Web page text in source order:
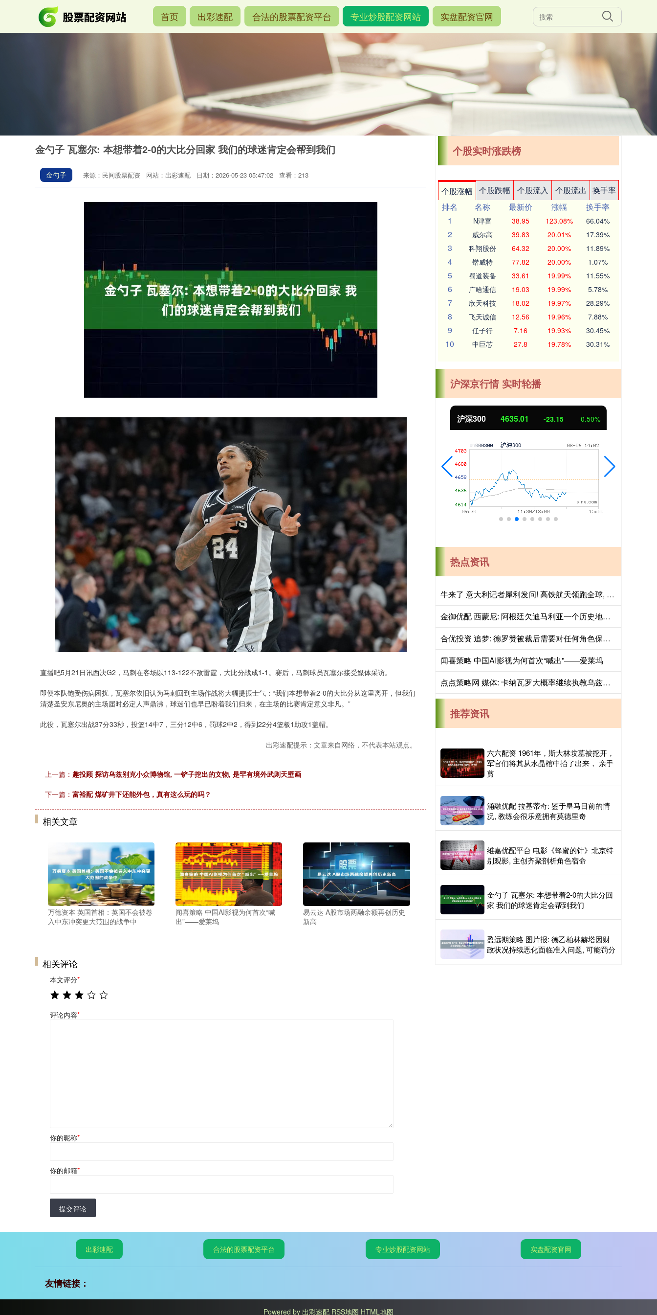
首页 出彩速配 合法的股票配资平台 专业炒股配资网站 实盘配资官网
金勺子 瓦塞尔: 本想带着2-0的大比分回家 我们的球迷肯定会帮到我们
金勺子 来源：民间股票配资 网站：出彩速配 日期：2026-05-23 05:47:02 查看：213
直播吧5月21日讯西决G2，马刺在客场以113-122不敌雷霆，大比分战成1-1。赛后，马刺球员瓦塞尔接受媒体采访。
即便本队饱受伤病困扰，瓦塞尔依旧认为马刺回到主场作战将大幅提振士气：“我们本想带着2-0的大比分从这里离开，但我们
清楚圣安东尼奥的主场届时必定人声鼎沸，球迷们也早已盼着我们归来，在主场的比赛肯定意义非凡。”
此役，瓦塞尔出战37分33秒，投篮14中7，三分12中6，罚球2中2，得到22分4篮板1助攻1盖帽。
出彩速配提示：文章来自网络，不代表本站观点。
上一篇： 趣投顾 探访乌兹别克小众博物馆, 一铲子挖出的文物, 是罕有境外武则天壁画
下一篇： 富裕配 煤矿井下还能外包，真有这么玩的吗？
相关文章
万德资本 英国首相：英国不会被卷
入中东冲突更大范围的战争中
闻喜策略 中国AI影视为何首次“喊
出”——爱莱坞
易云达 A股市场两融余额再创历史
新高
相关评论
本文评分*
评论内容*
你的昵称*
你的邮箱*
提交评论
个股实时涨跌榜
个股涨幅 个股跌幅 个股流入 个股流出
换手率
排名
名称 最新价 涨幅
换手率
1
N津富 38.95 123.08% 66.04%
2 威尔高 39.83 20.01% 17.39%
3 科翔股份 64.32 20.00% 11.89%
4 锴威特 77.82 20.00% 1.07%
5 蜀道装备 33.61 19.99% 11.55%
6 广哈通信 19.03 19.99% 5.78%
7 欣天科技 18.02 19.97% 28.29%
8 飞天诚信 12.56 19.96% 7.88%
9 任子行 7.16 19.93% 30.45%
10 中巨芯 27.8 19.78% 30.31%
沪深京行情 实时轮播
深证成指 14026.22 -117.98 -0.83% 沪深300 4635.01 -23.15 -0.50% 北证50 1114.40 -5.06 -0.45%
热点资讯
牛来了 意大利记者犀利发问! 高铁航天领跑全球, 大国为何不肯放弃足球?
金御优配 西蒙尼: 阿根廷欠迪马利亚一个历史地位, 没有他梅西难圆世界杯梦
合优投资 追梦: 德罗赞被裁后需要对任何角色保持开放态度&别提特殊要求
闻喜策略 中国AI影视为何首次“喊出”——爱莱坞
点点策略网 媒体: 卡纳瓦罗大概率继续执教乌兹别克斯坦, 将与国足进行热身赛
推荐资讯
六六配资 1961年，斯大林坟墓被挖开，
军官们将其从水晶棺中抬了出来， 亲手
剪
涌融优配 拉基蒂奇: 鉴于皇马目前的情
况, 教练会很乐意拥有莫德里奇
维嘉优配平台 电影《蜂蜜的针》北京特
别观影, 主创齐聚剖析角色宿命
金勺子 瓦塞尔: 本想带着2-0的大比分回
家 我们的球迷肯定会帮到我们
盈远期策略 图片报: 德乙柏林赫塔因财
政状况持续恶化面临准入问题, 可能罚分
出彩速配 合法的股票配资平台 专业炒股配资网站 实盘配资官网
友情链接：
Powered by 出彩速配 RSS地图 HTML地图